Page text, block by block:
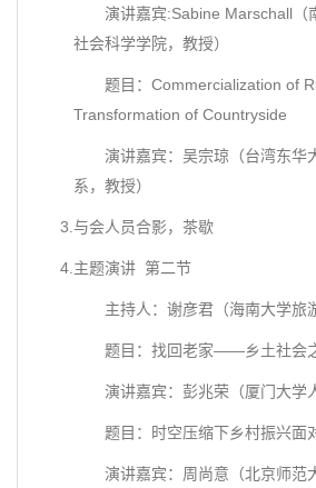
演讲嘉宾:Sabine Marschall（
社会科学学院，教授）
题目：Commercialization of
Transformation of Countryside
演讲嘉宾：吴宗琼（台湾东华
系，教授）
3.与会人员合影，茶歇
4.主题演讲 第二节
主持人：谢彦君（海南大学旅游
题目：找回老家——乡土社会
演讲嘉宾：彭兆荣（厦门大学人
题目：时空压缩下乡村振兴面
演讲嘉宾：周尚意（北京师范大